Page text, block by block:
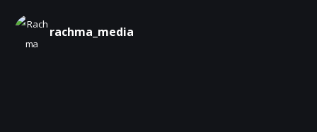
rachma_media